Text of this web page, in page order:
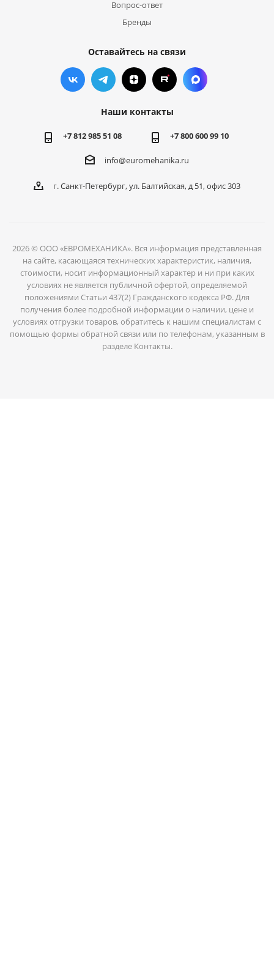
Вопрос-ответ
Бренды
Оставайтесь на связи
Наши контакты
+7 812 985 51 08 +7 800 600 99 10
info@euromehanika.ru
г. Санкт-Петербург, ул. Балтийская, д 51, офис 303
2026 © ООО «ЕВРОМЕХАНИКА». Вся информация представленная
на сайте, касающаяся технических характеристик, наличия,
стоимости, носит информационный характер и ни при каких
условиях не является публичной офертой, определяемой
положениями Статьи 437(2) Гражданского кодекса РФ. Для
получения более подробной информации о наличии, цене и
условиях отгрузки товаров, обратитесь к нашим специалистам с
помощью формы обратной связи или по телефонам, указанным в
разделе Контакты.